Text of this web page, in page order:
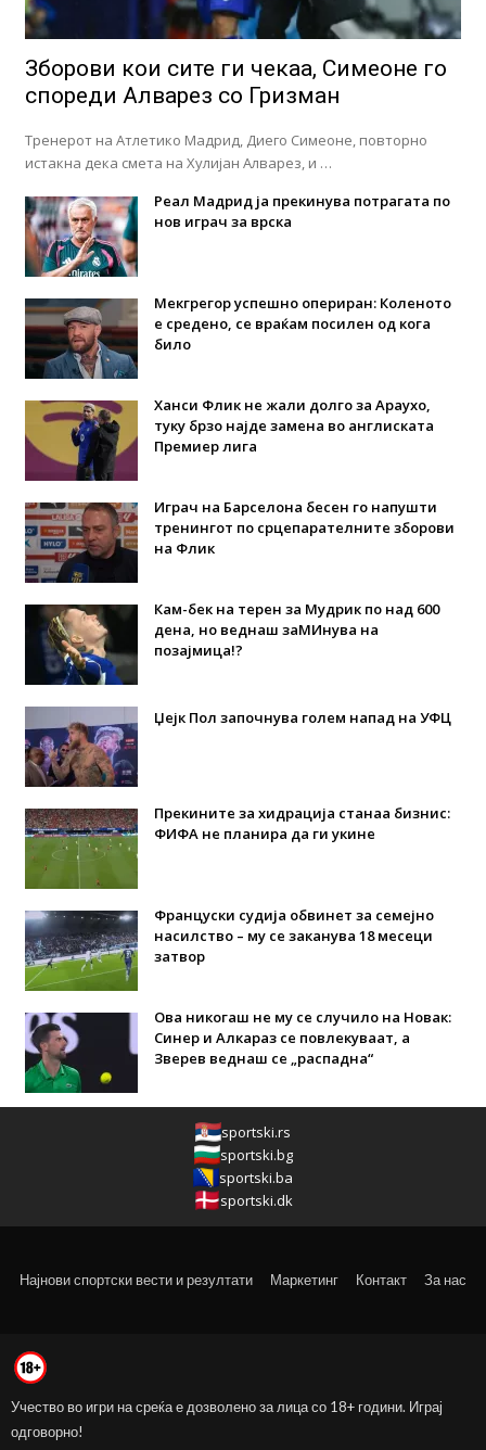
Зборови кои сите ги чекаа, Симеоне го
спореди Алварез со Гризман
Тренерот на Атлетико Мадрид, Диего Симеоне, повторно
истакна дека смета на Хулијан Алварез, и …
Реал Мадрид ја прекинува потрагата по
нов играч за врска
Мекгрегор успешно опериран: Коленото
е средено, се враќам посилен од кога
било
Ханси Флик не жали долго за Араухо,
туку брзо најде замена во англиската
Премиер лига
Играч на Барселона бесен го напушти
тренингот по срцепарателните зборови
на Флик
Кам-бек на терен за Мудрик по над 600
дена, но веднаш заМИнува на
позајмица!?
Џејк Пол започнува голем напад на УФЦ
Прекините за хидрација станаа бизнис:
ФИФА не планира да ги укине
Француски судија обвинет за семејно
насилство – му се заканува 18 месеци
затвор
Ова никогаш не му се случило на Новак:
Синер и Алкараз се повлекуваат, а
Зверев веднаш се „распадна“
sportski.rs
sportski.bg
sportski.ba
sportski.dk
Најнови спортски вести и резултати Маркетинг Контакт За нас
Учество во игри на среќа е дозволено за лица со 18+ години. Играј
одговорно!